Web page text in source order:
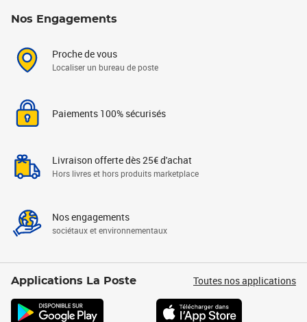
Nos Engagements
Proche de vous
Localiser un bureau de poste
Paiements 100% sécurisés
Livraison offerte dès 25€ d'achat
Hors livres et hors produits marketplace
Nos engagements
sociétaux et environnementaux
Applications La Poste Toutes nos applications